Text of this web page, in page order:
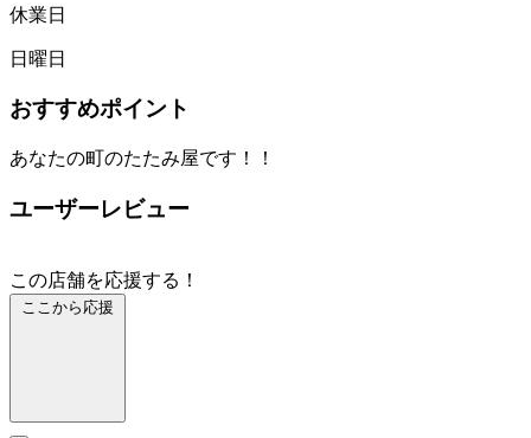
休業日
日曜日
おすすめポイント
あなたの町のたたみ屋です！！
ユーザーレビュー
この店舗を応援する！
ここから応援